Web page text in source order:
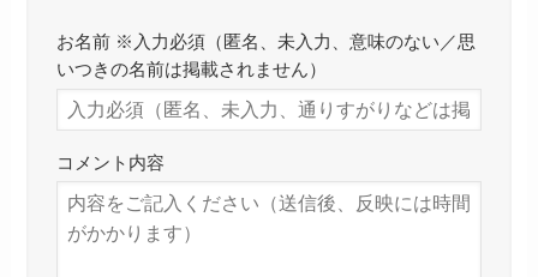
お名前 ※入力必須（匿名、未入力、意味のない／思
いつきの名前は掲載されません）
コメント内容